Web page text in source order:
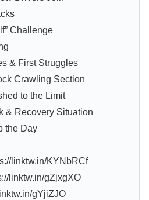
Challenge
& First Struggles
Crawling Section
to the Limit
& Recovery Situation
the Day
linktw.in/KYNbRCf
linktw.in/gZjxgXO
gYjiZJO